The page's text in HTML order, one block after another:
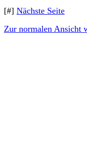
[#] Nächste Seite
Zur normalen Ansicht